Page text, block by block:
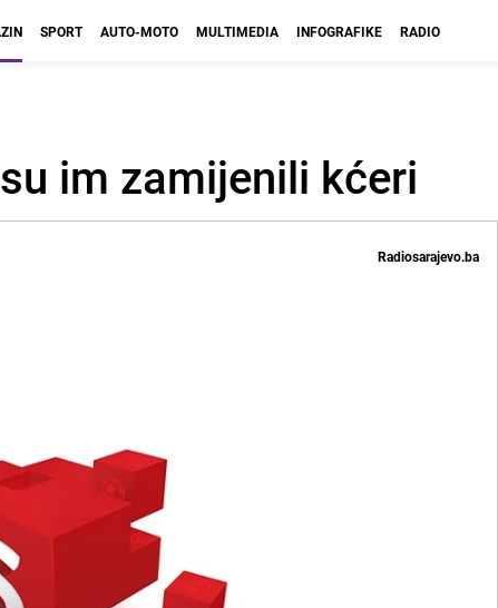
SPORT AUTO-MOTO MULTIMEDIA INFOGRAFIKE RADIO
im zamijenili kćeri
Radiosarajevo.ba